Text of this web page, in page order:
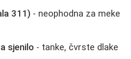
311) - neophodna za meke
sjenilo - tanke, čvrste dlake